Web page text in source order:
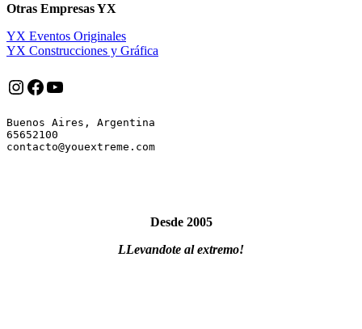
Otras Empresas YX
YX Eventos Originales
YX Construcciones y Gráfica
Instagram
Facebook
YouTube
Buenos Aires, Argentina
65652100
Desde 2005
LLevandote al extremo!